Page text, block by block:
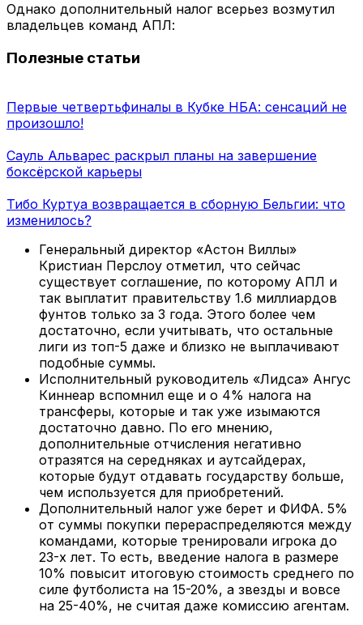
Однако дополнительный налог всерьез возмутил
владельцев команд АПЛ:
Полезные статьи
Первые четвертьфиналы в Кубке НБА: сенсаций не
произошло!
Сауль Альварес раскрыл планы на завершение
боксёрской карьеры
Тибо Куртуа возвращается в сборную Бельгии: что
изменилось?
Генеральный директор «Астон Виллы»
Кристиан Перслоу отметил, что сейчас
существует соглашение, по которому АПЛ и
так выплатит правительству 1.6 миллиардов
фунтов только за 3 года. Этого более чем
достаточно, если учитывать, что остальные
лиги из топ-5 даже и близко не выплачивают
подобные суммы.
Исполнительный руководитель «Лидса» Ангус
Киннеар вспомнил еще и о 4% налога на
трансферы, которые и так уже изымаются
достаточно давно. По его мнению,
дополнительные отчисления негативно
отразятся на середняках и аутсайдерах,
которые будут отдавать государству больше,
чем используется для приобретений.
Дополнительный налог уже берет и ФИФА. 5%
от суммы покупки перераспределяются между
командами, которые тренировали игрока до
23-х лет. То есть, введение налога в размере
10% повысит итоговую стоимость среднего по
силе футболиста на 15-20%, а звезды и вовсе
на 25-40%, не считая даже комиссию агентам.